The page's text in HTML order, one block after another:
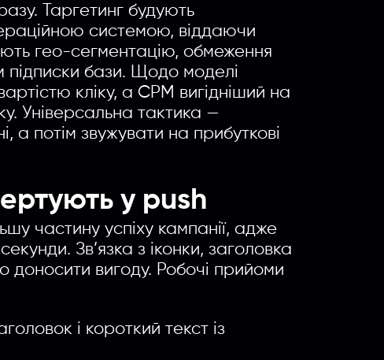
Таргетинг будують
системою, віддаючи
гео-сегментацію, обмеження
підписки бази. Щодо моделі
кліку, а CPM вигідніший на
Універсальна тактика —
а потім звужувати на прибуткові
у push
частину успіху кампанії, адже
Зв’язка з іконки, заголовка
доносити вигоду. Робочі прийоми
і короткий текст із